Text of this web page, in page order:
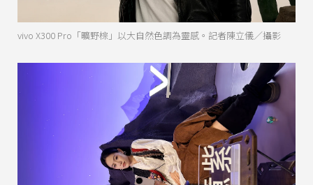
vivo X300 Pro「曠野棕」以大自然色調為靈感。記者陳立儀／攝影